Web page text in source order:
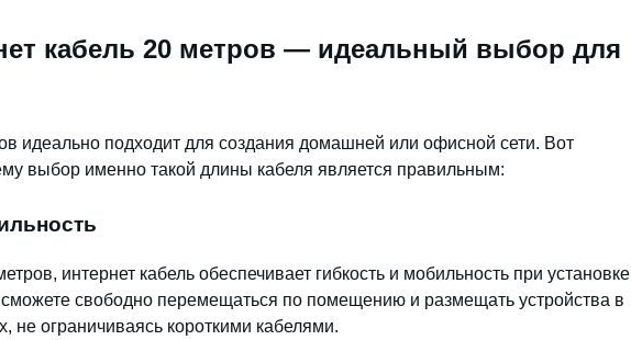
кабель 20 метров — идеальный выбор для
идеально подходит для создания домашней или офисной сети. Вот
выбор именно такой длины кабеля является правильным:
интернет кабель обеспечивает гибкость и мобильность при установке
свободно перемещаться по помещению и размещать устройства в
не ограничиваясь короткими кабелями.